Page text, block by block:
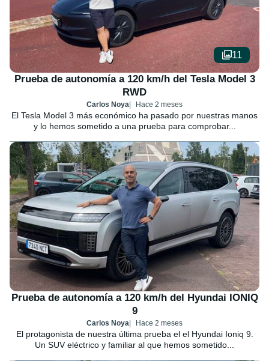
11
Prueba de autonomía a 120 km/h del Tesla Model 3
RWD
Carlos Noya Hace 2 meses
El Tesla Model 3 más económico ha pasado por nuestras manos
y lo hemos sometido a una prueba para comprobar...
Prueba de autonomía a 120 km/h del Hyundai IONIQ
9
Carlos Noya Hace 2 meses
El protagonista de nuestra última prueba el el Hyundai Ioniq 9.
Un SUV eléctrico y familiar al que hemos sometido...